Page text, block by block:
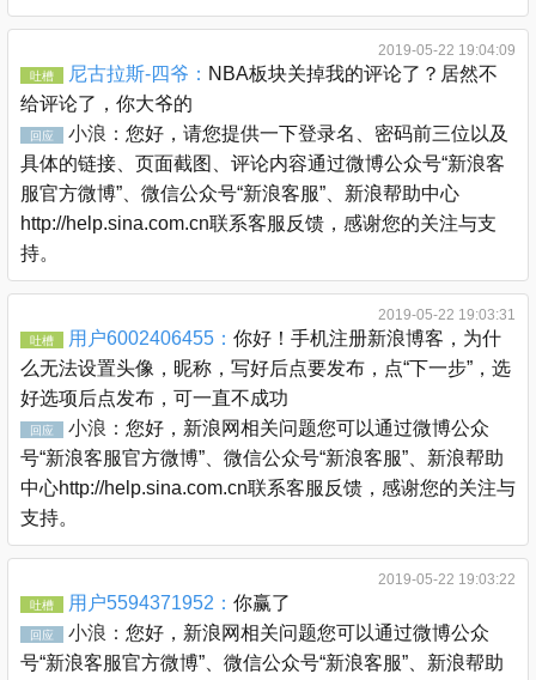
2019-05-22 19:04:09
吐槽 尼古拉斯-四爷： NBA板块关掉我的评论了？居然不
给评论了，你大爷的
回应 小浪： 您好，请您提供一下登录名、密码前三位以及
具体的链接、页面截图、评论内容通过微博公众号“新浪客
服官方微博”、微信公众号“新浪客服”、新浪帮助中心
http://help.sina.com.cn联系客服反馈，感谢您的关注与支
持。
2019-05-22 19:03:31
吐槽 用户6002406455： 你好！手机注册新浪博客，为什
么无法设置头像，昵称，写好后点要发布，点“下一步”，选
好选项后点发布，可一直不成功
回应 小浪： 您好，新浪网相关问题您可以通过微博公众
号“新浪客服官方微博”、微信公众号“新浪客服”、新浪帮助
中心http://help.sina.com.cn联系客服反馈，感谢您的关注与
支持。
2019-05-22 19:03:22
吐槽 用户5594371952： 你赢了
回应 小浪： 您好，新浪网相关问题您可以通过微博公众
号“新浪客服官方微博”、微信公众号“新浪客服”、新浪帮助